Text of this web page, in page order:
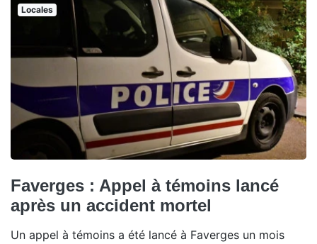
Locales
Faverges : Appel à témoins lancé
après un accident mortel
Un appel à témoins a été lancé à Faverges un mois